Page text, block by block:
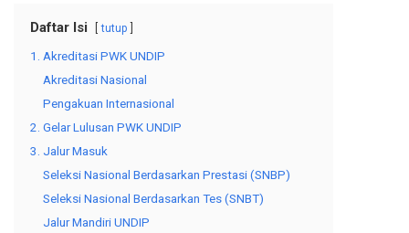
Daftar Isi tutup
1. Akreditasi PWK UNDIP
Akreditasi Nasional
Pengakuan Internasional
2. Gelar Lulusan PWK UNDIP
3. Jalur Masuk
Seleksi Nasional Berdasarkan Prestasi (SNBP)
Seleksi Nasional Berdasarkan Tes (SNBT)
Jalur Mandiri UNDIP